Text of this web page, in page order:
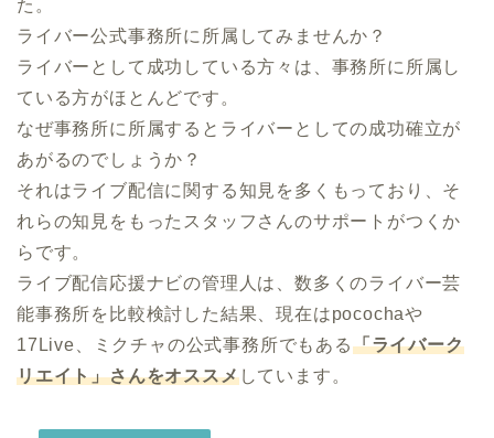
た。
ライバー公式事務所に所属してみませんか？
ライバーとして成功している方々は、事務所に所属し
ている方がほとんどです。
なぜ事務所に所属するとライバーとしての成功確立が
あがるのでしょうか？
それはライブ配信に関する知見を多くもっており、そ
れらの知見をもったスタッフさんのサポートがつくか
らです。
ライブ配信応援ナビの管理人は、数多くのライバー芸
能事務所を比較検討した結果、現在はpocochaや
17Live、ミクチャの公式事務所でもある「ライバーク
リエイト」さんをオススメしています。